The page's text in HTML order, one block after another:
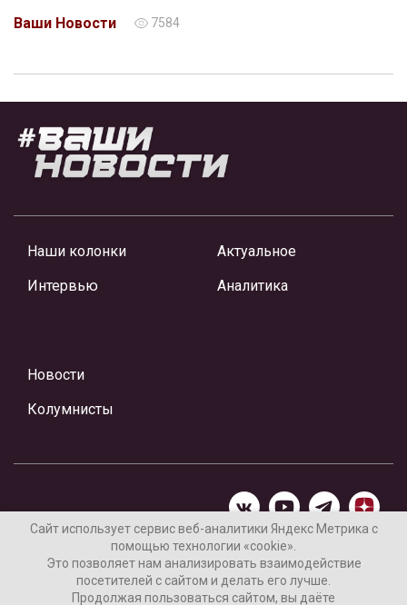
Ваши Новости
7584
Наши колонки
Интервью
Актуальное
Аналитика
Новости
Колумнисты
Материалы предоставлены редакцией Интернет-газеты
«Ваши новости»
Сайт использует сервис веб-аналитики Яндекс Метрика с
помощью технологии «cookie».
Это позволяет нам анализировать взаимодействие
посетителей с сайтом и делать его лучше.
Продолжая пользоваться сайтом, вы даёте